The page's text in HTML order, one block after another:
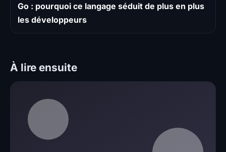
Go : pourquoi ce langage séduit de plus en plus
les développeurs
À lire ensuite